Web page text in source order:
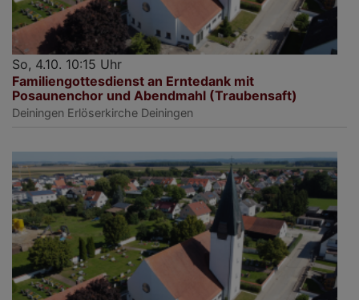
So, 4.10. 10:15 Uhr
Familiengottesdienst an Erntedank mit
Posaunenchor und Abendmahl (Traubensaft)
Deiningen Erlöserkirche Deiningen